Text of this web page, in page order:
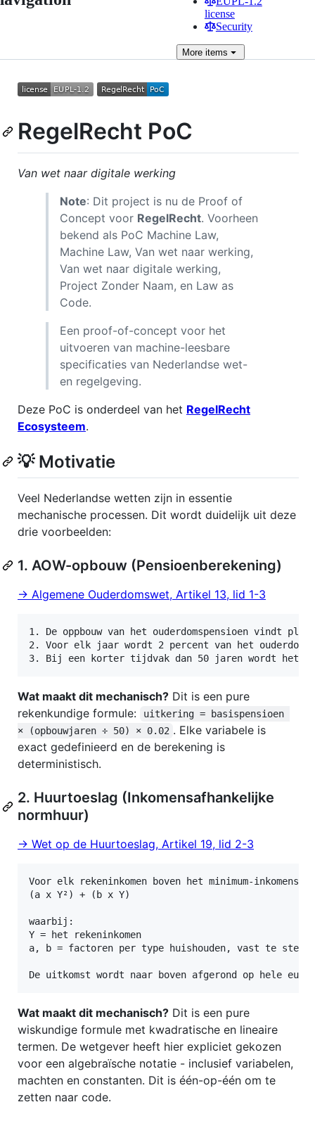
license
Security
Moreitems
RegelRecht PoC
Van wet naar digitale werking
Note: Dit project is nu de Proof of
Concept voor RegelRecht. Voorheen
bekend als PoC Machine Law,
Machine Law, Van wet naar werking,
Van wet naar digitale werking,
Project Zonder Naam, en Law as
Code.
Een proof-of-concept voor het
uitvoeren van machine-leesbare
specificaties van Nederlandse wet-
en regelgeving.
Deze PoC is onderdeel van het RegelRecht
Ecosysteem.
💡 Motivatie
Veel Nederlandse wetten zijn in essentie
mechanische processen. Dit wordt duidelijk uit deze
drie voorbeelden:
1. AOW-opbouw (Pensioenberekening)
→ Algemene Ouderdomswet, Artikel 13, lid 1-3
1. De oppbouw van het ouderdomspensioen vindt
2. Voor elk jaar wordt 2 percent van het
Wat maakt dit mechanisch? Dit is een pure
rekenkundige formule:
uitkering = basispensioen
× (opbouwjaren ÷ 50) × 0.02 . Elke variabele is
exact gedefinieerd en de berekening is
deterministisch.
2. Huurtoeslag (Inkomensafhankelijke
normhuur)
→ Wet op de Huurtoeslag, Artikel 19, lid 2-3
Voor elk rekeninkomen boven het minimum-
(a x Y²) + (b x Y)
waarbij:
Y = het rekeninkomen
a, b = factoren per type huishouden, vast te
Wat maakt dit mechanisch? Dit is een pure
wiskundige formule met kwadratische en lineaire
termen. De wetgever heeft hier expliciet gekozen
voor een algebraïsche notatie - inclusief variabelen,
machten en constanten. Dit is één-op-één om te
zetten naar code.